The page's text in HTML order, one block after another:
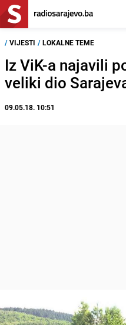
/ VIJESTI / LOKALNE TEME
Iz ViK-a najavili
veliki dio
09.05.18. 10:51